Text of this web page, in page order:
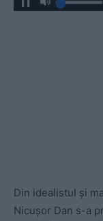
Din idealistul și
Nicușor Dan s-a